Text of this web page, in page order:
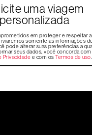
uma viagem
personalizada
em proteger e respeitar a
somente as informações
pode alterar suas preferências a
seus dados, você concorda com
Privacidade e com osTermos de uso